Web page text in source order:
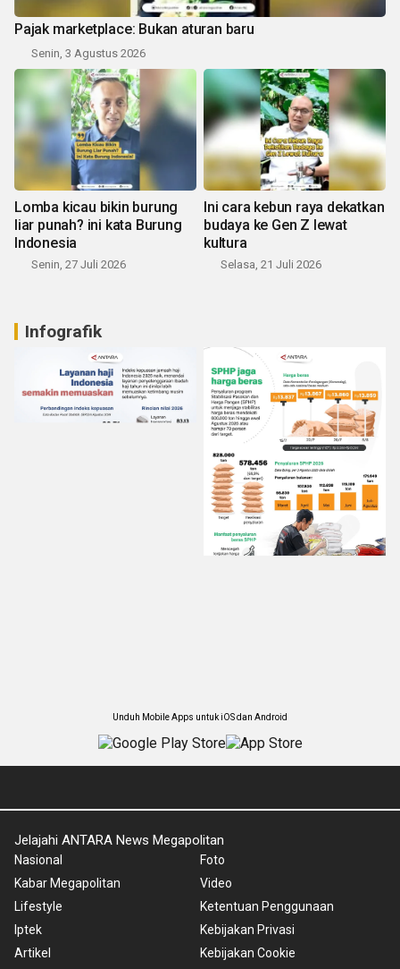
Pajak marketplace: Bukan aturan baru
Senin, 3 Agustus 2026
Lomba kicau bikin burung
liar punah? ini kata Burung
Indonesia
Senin, 27 Juli 2026
Ini cara kebun raya dekatkan
budaya ke Gen Z lewat
kultura
Selasa, 21 Juli 2026
Infografik
Unduh Mobile Apps untuk iOS dan Android
Jelajahi ANTARA News Megapolitan
Nasional
Kabar Megapolitan
Lifestyle
Iptek
Artikel
Foto
Video
Ketentuan Penggunaan
Kebijakan Privasi
Kebijakan Cookie